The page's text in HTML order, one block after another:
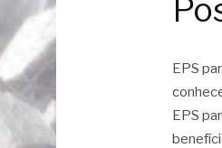
EPS
EPS